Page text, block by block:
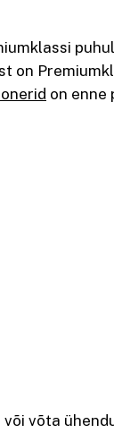
on
on enne
või võta